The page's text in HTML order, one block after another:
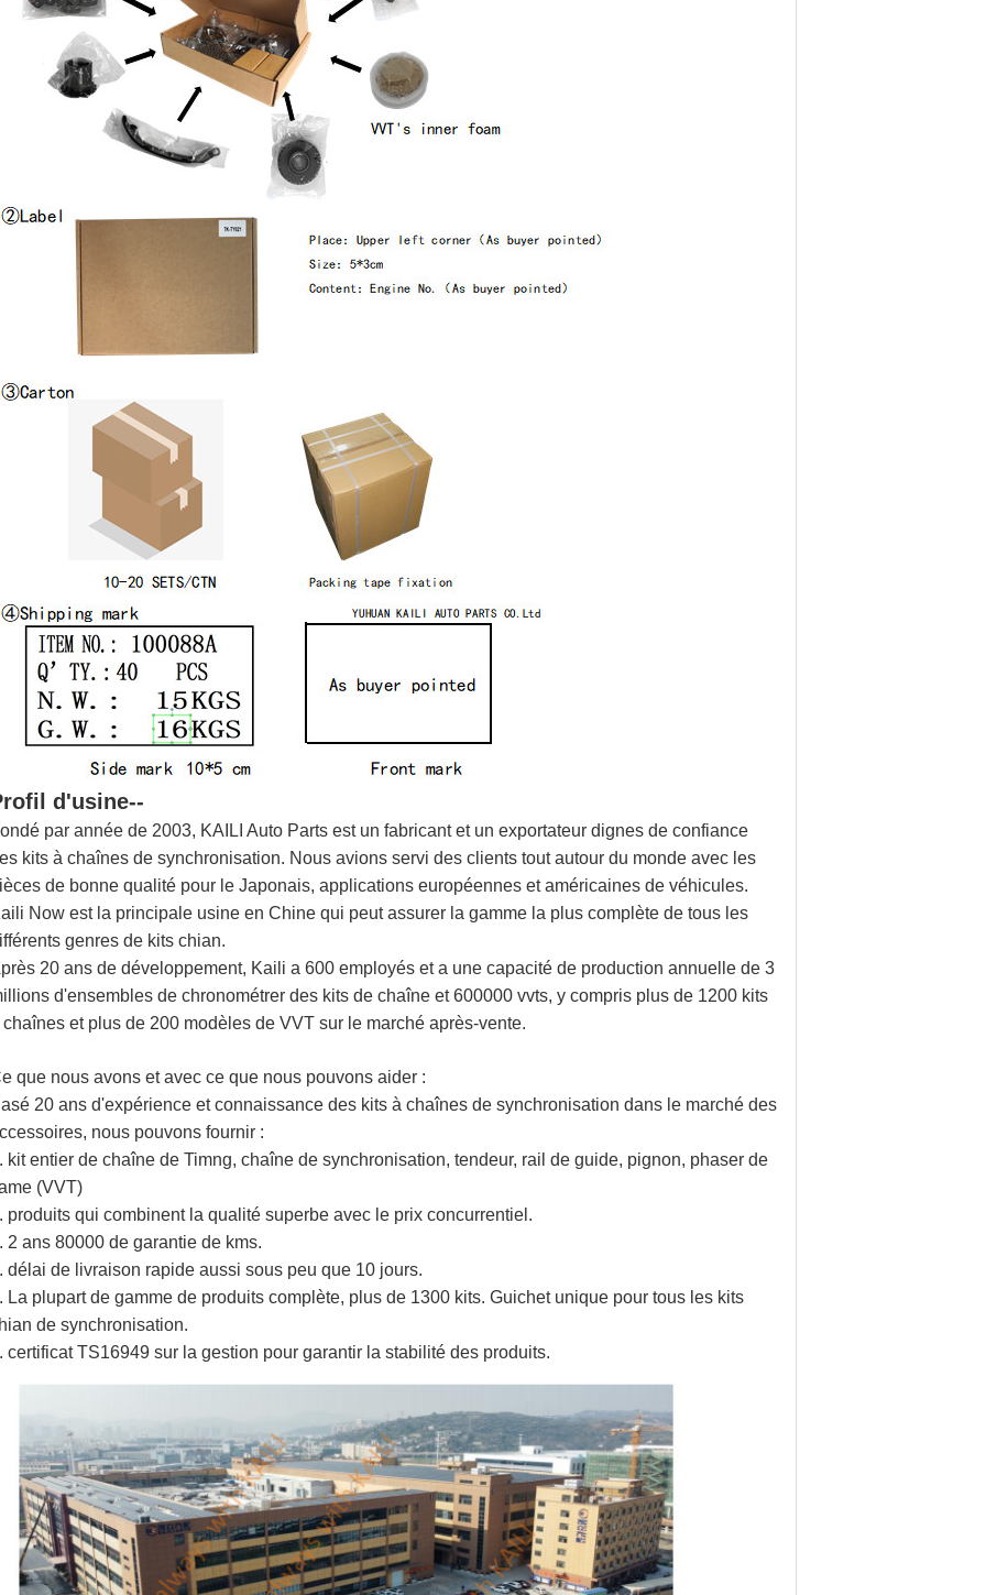
d'usine--
par année de 2003, KAILI Auto Parts est un fabricant et un exportateur dignes de confiance
kits à chaînes de synchronisation. Nous avions servi des clients tout autour du monde avec les
de bonne qualité pour le Japonais, applications européennes et américaines de véhicules.
Now est la principale usine en Chine qui peut assurer la gamme la plus complète de tous les
genres de kits chian.
20 ans de développement, Kaili a 600 employés et a une capacité de production annuelle de 3
d'ensembles de chronométrer des kits de chaîne et 600000 vvts, y compris plus de 1200 kits
chaînes et plus de 200 modèles de VVT sur le marché après-vente.
que nous avons et avec ce que nous pouvons aider :
20 ans d'expérience et connaissance des kits à chaînes de synchronisation dans le marché des
nous pouvons fournir :
kit entier de chaîne de Timng, chaîne de synchronisation, tendeur, rail de guide, pignon, phaser de
(VVT)
produits qui combinent la qualité superbe avec le prix concurrentiel.
2 ans 80000 de garantie de kms.
délai de livraison rapide aussi sous peu que 10 jours.
La plupart de gamme de produits complète, plus de 1300 kits. Guichet unique pour tous les kits
de synchronisation.
certificat TS16949 sur la gestion pour garantir la stabilité des produits.